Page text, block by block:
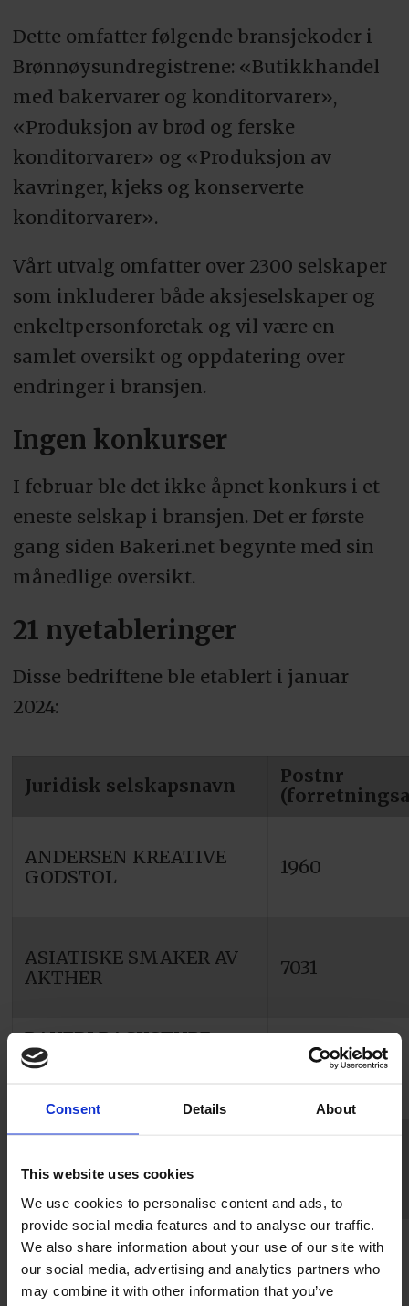
Consent Details About
This website uses cookies
We use cookies to personalise content and ads, to
provide social media features and to analyse our traffic.
We also share information about your use of our site with
our social media, advertising and analytics partners who
may combine it with other information that you’ve
Dette omfatter følgende bransjekoder i
Brønnøysundregistrene: «Butikkhandel
med bakervarer og konditorvarer»,
«Produksjon av brød og ferske
konditorvarer» og «Produksjon av
kavringer, kjeks og konserverte
konditorvarer».
Vårt utvalg omfatter over 2300 selskaper
som inkluderer både aksjeselskaper og
enkeltpersonforetak og vil være en
samlet oversikt og oppdatering over
endringer i bransjen.
Ingen konkurser
I februar ble det ikke åpnet konkurs i et
eneste selskap i bransjen. Det er første
gang siden Bakeri.net begynte med sin
månedlige oversikt.
21 nyetableringer
Disse bedriftene ble etablert i januar
2024:
Juridisk selskapsnavn
Postnr
ANDERSEN KREATIVE
GODSTOL
1960
ASIATISKE SMAKER AV
AKTHER
7031
BAKERI BACKSTUBE
TRONDHEIM NORDRE
7011
CUPCAKE IDA AS
CUPCAKE IDA EVENSEN 1580